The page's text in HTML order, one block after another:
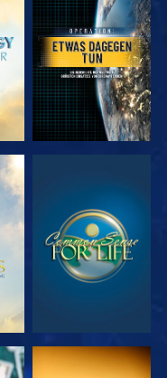
ANSEHEN
ANSEHEN